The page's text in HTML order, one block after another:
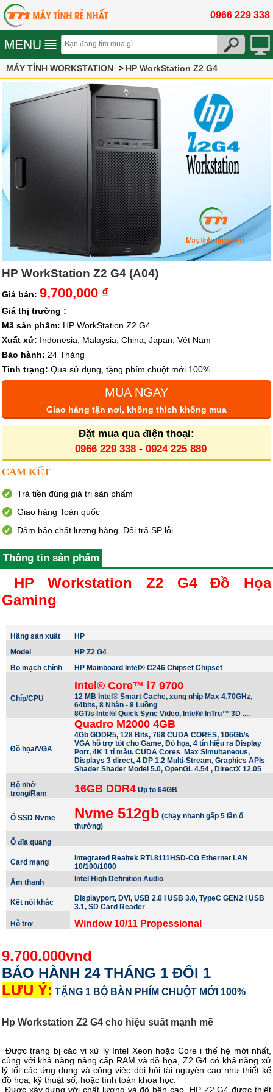
0966 229 338
MÁY TÍNH WORKSTATION HP WorkStation Z2 G4
HP WorkStation Z2 G4 (A04)
Giá bán: 9,700,000 ₫
Giá thị trường :
Mã sản phẩm: HP WorkStation Z2 G4
Xuất xứ: Indonesia, Malaysia, China, Japan, Vệt Nam
Bảo hành: 24 Tháng
Tình trạng: Qua sử dụng, tặng phím chuột mới 100%
MUA NGAY
Giao hàng tận nơi, không thích không mua
Đặt mua qua điện thoại:
0966 229 338- 0924 225 889
CAM KẾT
Trả tiền đúng giá trị sản phẩm
Giao hàng Toàn quốc
Đảm bảo chất lượng hàng. Đổi trả SP lỗi
Thông tin sản phẩm
HP Workstation Z2 G4 Đồ Họa
Gaming
Hãng sản xuất
HP
Model
HP Z2 G4
Bo mạch chính
HP Mainboard Intel® C246 Chipset Chipset
Chíp/CPU
Intel® Core™ i7 9700
12 MB Intel® Smart Cache, xung nhịp Max 4.70GHz,
64bits, 8 Nhân - 8 Luồng
8GT/s Intel® Quick Sync Video, Intel® InTru™ 3D ....
Đồ họa/VGA
Quadro M2000 4GB
4Gb GDDR5, 128 Bits, 768 CUDA CORES, 106Gb/s
VGA hỗ trợ tốt cho Game, Đồ họa, 4 tín hiệu ra Display
Port, 4K 1 tỉ màu. CUDA Cores Max Simultaneous,
Displays 3 direct, 4 DP 1.2 Multi-Stream, Graphics APIs
Shader Shader Model 5.0, OpenGL 4.54 , DirectX 12.05
Bộ nhớ
trong/Ram
16GB DDR4 Up to 64GB
Ổ SSD Nvme Nvme 512gb (chạy nhanh gấp 5 lần ổ
thường)
Ổ đĩa quang
Card mạng
Integrated Realtek RTL8111HSD-CG Ethernet LAN
10/100/1000
Âm thanh
Intel High Definition Audio
Kết nối khác Displayport, DVI,USB 2.0 I USB 3.0, TypeC GEN2 I USB
3.1, SD Card Reader
Hỗ trợ
Window 10/11 Propessional
9.700.000vnd
BẢO HÀNH 24 THÁNG 1 ĐỔI 1
LƯU Ý: TẶNG 1 BỘ BÀN PHÍM CHUỘT MỚI 100%
Hp Workstation Z2 G4 cho hiệu suất mạnh mẽ
Được trang bị các vi xử lý Intel Xeon hoặc Core i thế hệ mới nhất,
cùng với khả năng nâng cấp RAM và đồ họa, Z2 G4 có khả năng xử
lý tốt các ứng dụng và công việc đòi hỏi tài nguyên cao như thiết kế
đồ họa, kỹ thuật số, hoặc tính toán khoa học.
Được xây dựng với chất lượng và độ bền cao, HP Z2 G4 được thiết